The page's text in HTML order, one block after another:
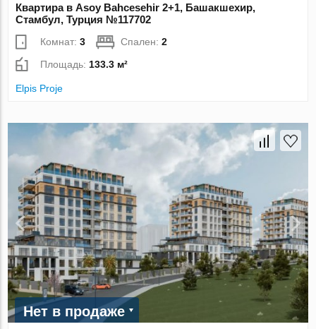
Квартира в Asoy Bahcesehir 2+1, Башакшехир,
Стамбул, Турция №117702
Комнат:3 Спален:2
Площадь: 133.3 м²
Elpis Proje
Нет в продаже